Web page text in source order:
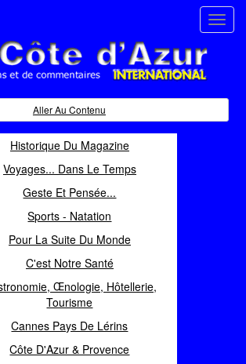
et de commentaires
Aller Au Contenu
Historique Du Magazine
Voyages... Dans Le Temps
Geste Et Pensée...
Sports - Natation
Pour La Suite Du Monde
C'est Notre Santé
Œnologie, Hôtellerie,
Tourisme
Cannes Pays De Lérins
Côte D'Azur & Provence